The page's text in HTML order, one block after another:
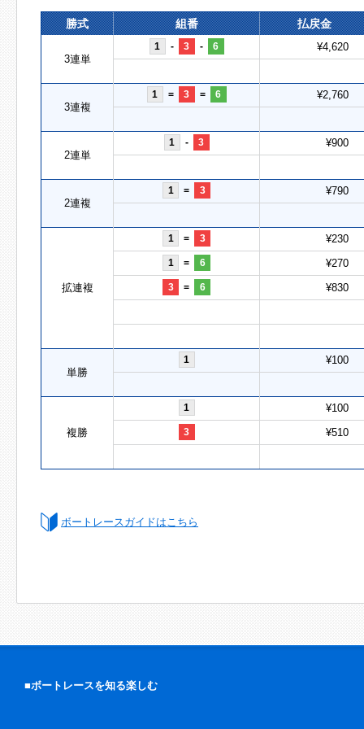
勝式 組番 払戻金
3連単
1 - 3 - 6 ¥4,620
3連複
1 = 3 = 6 ¥2,760
2連単
1 - 3 ¥900
2連複
1 = 3 ¥790
拡連複
1 = 3 ¥230
1 = 6 ¥270
3 = 6 ¥830
単勝
1 ¥100
複勝
1 ¥100
3 ¥510
ボートレースガイドはこちら
■ボートレースを知る楽しむ